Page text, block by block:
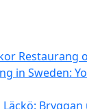
Restaurang
in Sweden: